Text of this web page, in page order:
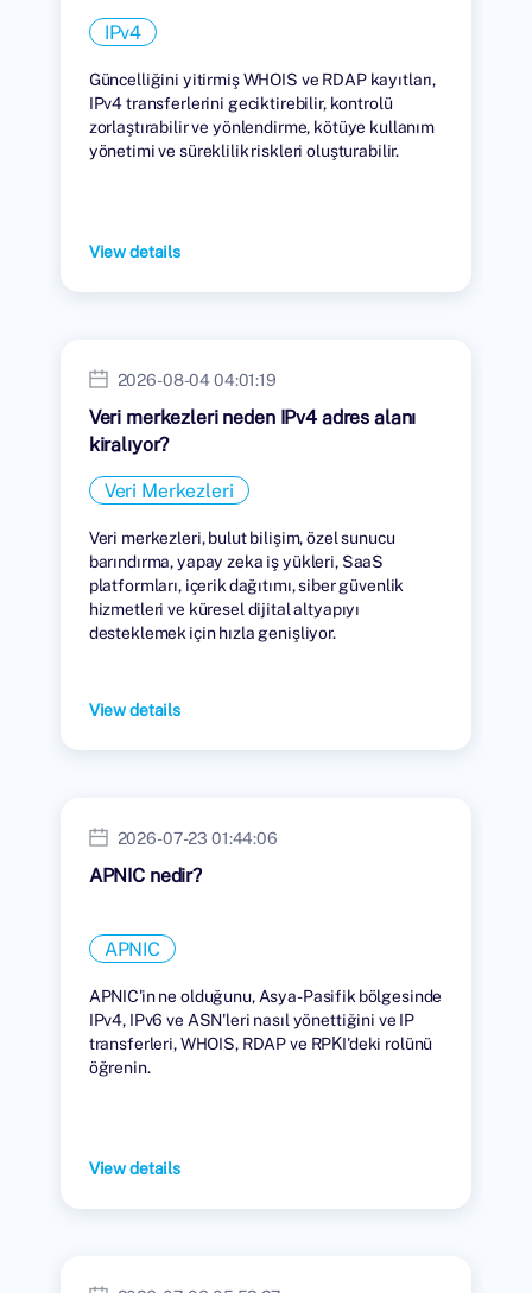
IPv4
Güncelliğini yitirmiş WHOIS ve RDAP kayıtları,
IPv4 transferlerini geciktirebilir, kontrolü
zorlaştırabilir ve yönlendirme, kötüye kullanım
yönetimi ve süreklilik riskleri oluşturabilir.
View details
2026-08-04 04:01:19
Veri merkezleri neden IPv4 adres alanı
kiralıyor?
Veri Merkezleri
Veri merkezleri, bulut bilişim, özel sunucu
barındırma, yapay zeka iş yükleri, SaaS
platformları, içerik dağıtımı, siber güvenlik
hizmetleri ve küresel dijital altyapıyı
desteklemek için hızla genişliyor.
View details
2026-07-23 01:44:06
APNIC nedir?
APNIC
APNIC'in ne olduğunu, Asya-Pasifik bölgesinde
IPv4, IPv6 ve ASN'leri nasıl yönettiğini ve IP
transferleri, WHOIS, RDAP ve RPKI'deki rolünü
öğrenin.
View details